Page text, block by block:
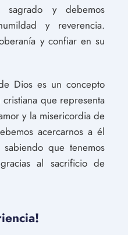
y debemos
y reverencia.
y confiar en su
Dios es un concepto
que representa
y la misericordia de
acercarnos a él
que tenemos
al sacrificio de